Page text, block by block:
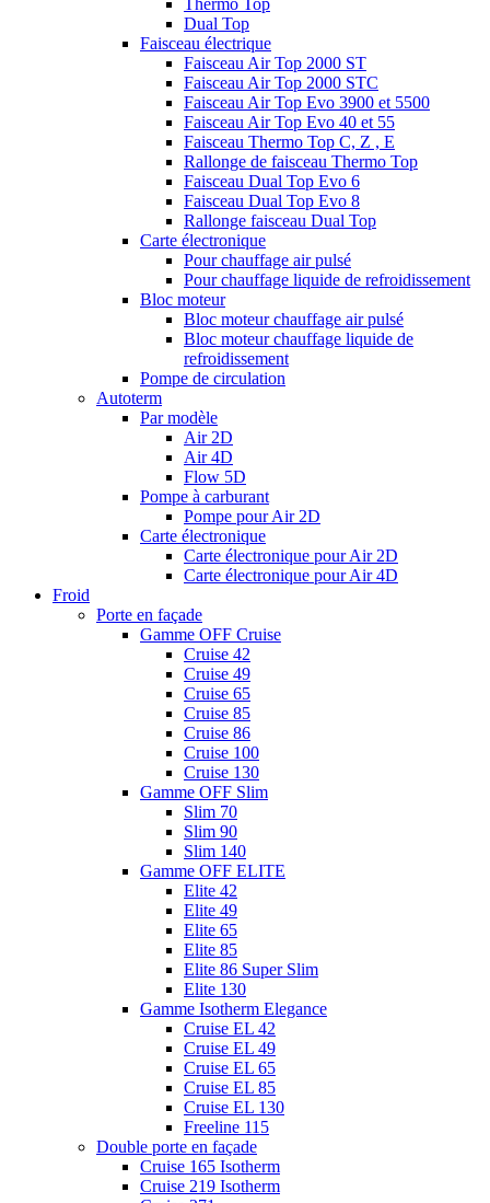
Thermo Top
Dual Top
Faisceau électrique
Faisceau Air Top 2000 ST
Faisceau Air Top 2000 STC
Faisceau Air Top Evo 3900 et 5500
Faisceau Air Top Evo 40 et 55
Faisceau Thermo Top C, Z , E
Rallonge de faisceau Thermo Top
Faisceau Dual Top Evo 6
Faisceau Dual Top Evo 8
Rallonge faisceau Dual Top
Carte électronique
Pour chauffage air pulsé
Pour chauffage liquide de refroidissement
Bloc moteur
Bloc moteur chauffage air pulsé
Bloc moteur chauffage liquide de
refroidissement
Pompe de circulation
Autoterm
Par modèle
Air 2D
Air 4D
Flow 5D
Pompe à carburant
Pompe pour Air 2D
Carte électronique
Carte électronique pour Air 2D
Carte électronique pour Air 4D
Froid
Porte en façade
Gamme OFF Cruise
Cruise 42
Cruise 49
Cruise 65
Cruise 85
Cruise 86
Cruise 100
Cruise 130
Gamme OFF Slim
Slim 70
Slim 90
Slim 140
Gamme OFF ELITE
Elite 42
Elite 49
Elite 65
Elite 85
Elite 86 Super Slim
Elite 130
Gamme Isotherm Elegance
Cruise EL 42
Cruise EL 49
Cruise EL 65
Cruise EL 85
Cruise EL 130
Freeline 115
Double porte en façade
Cruise 165 Isotherm
Cruise 219 Isotherm